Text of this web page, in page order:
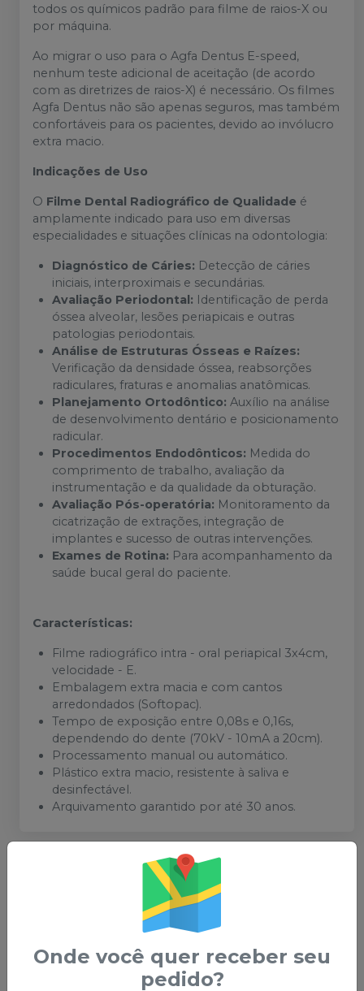
todos os químicos padrão para filme de raios-X ou
por máquina.
Ao migrar o uso para o Agfa Dentus E-speed,
nenhum teste adicional de aceitação (de acordo
com as diretrizes de raios-X) é necessário. Os filmes
Agfa Dentus não são apenas seguros, mas também
confortáveis para os pacientes, devido ao invólucro
extra macio.
Indicações de Uso
O Filme Dental Radiográfico de Qualidade é
amplamente indicado para uso em diversas
especialidades e situações clínicas na odontologia:
Diagnóstico de Cáries: Detecção de cáries
iniciais, interproximais e secundárias.
Avaliação Periodontal: Identificação de perda
óssea alveolar, lesões periapicais e outras
patologias periodontais.
Análise de Estruturas Ósseas e Raízes:
Verificação da densidade óssea, reabsorções
radiculares, fraturas e anomalias anatômicas.
Planejamento Ortodôntico: Auxílio na análise
de desenvolvimento dentário e posicionamento
radicular.
Procedimentos Endodônticos: Medida do
comprimento de trabalho, avaliação da
instrumentação e da qualidade da obturação.
Avaliação Pós-operatória: Monitoramento da
cicatrização de extrações, integração de
implantes e sucesso de outras intervenções.
Exames de Rotina: Para acompanhamento da
saúde bucal geral do paciente.
Características:
Filme radiográfico intra - oral periapical 3x4cm,
velocidade - E.
Embalagem extra macia e com cantos
arredondados (Softopac).
Tempo de exposição entre 0,08s e 0,16s,
dependendo do dente (70kV - 10mA a 20cm).
Processamento manual ou automático.
Plástico extra macio, resistente à saliva e
desinfectável.
Arquivamento garantido por até 30 anos.
Você também pode gostar
Onde você quer receber seu
pedido?